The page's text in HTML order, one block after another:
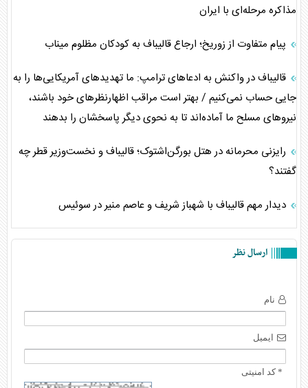
مذاکره مرحله‌ای با ایران
پیام متفاوت از زوریخ؛ ارجاع قالیباف به کودکان مظلوم میناب
قالیباف در واکنش به ادعا‌های ترامپ: ما تهدید‌های آمریکایی‌ها را به
جایی حساب نمی‌کنیم / بهتر است مراقب اظهارنظر‌های خود باشند،
نیرو‌های مسلح ما آماده‌اند تا به نحوی دیگر پاسخشان را بدهند
رایزنی محرمانه در هتل بورگن‌اشتوک؛ قالیباف و نخست‌وزیر قطر چه
گفتند؟
دیدار مهم قالیباف با شهباز شریف و عاصم منیر در سوئیس
ارسال نظر
نام
ایمیل
* کد امنیتی